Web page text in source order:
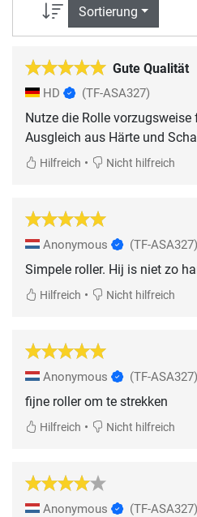
Sortierung
Gute Qualität
HD (TF-ASA327)
Nutze die Rolle vorzugsweise
Ausgleich aus Härte und
Hilfreich • Nicht hilfreich
Anonymous (TF-ASA327)
Simpele roller. Hij is niet zo
Hilfreich • Nicht hilfreich
Anonymous (TF-ASA327)
fijne roller om te strekken
Hilfreich • Nicht hilfreich
Anonymous (TF-ASA327)